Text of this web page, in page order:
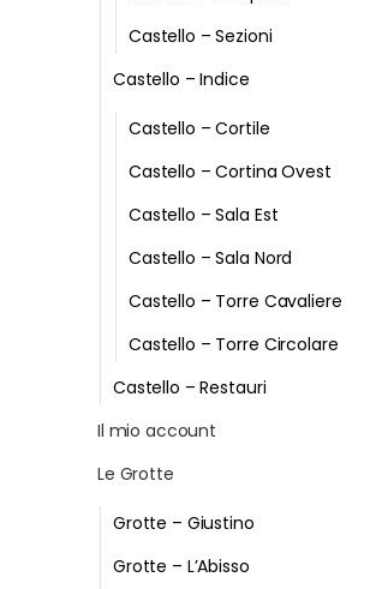
Castello – Sezioni
Castello – Indice
Castello – Cortile
Castello – Cortina Ovest
Castello – Sala Est
Castello – Sala Nord
Castello – Torre Cavaliere
Castello – Torre Circolare
Castello – Restauri
Il mio account
Le Grotte
Grotte – Giustino
Grotte – L’Abisso